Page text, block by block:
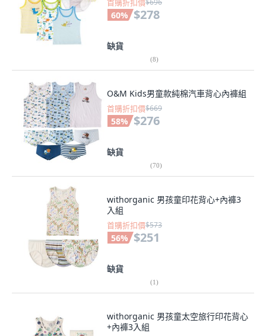
首購折扣價$696
60% $278
缺貨
(8)
O&M Kids男童款純棉汽車背心內褲組
首購折扣價$669
58% $276
缺貨
(70)
withorganic 男孩童印花背心+內褲3
入組
首購折扣價$573
56% $251
缺貨
(1)
withorganic 男孩童太空旅行印花背心
+內褲3入組